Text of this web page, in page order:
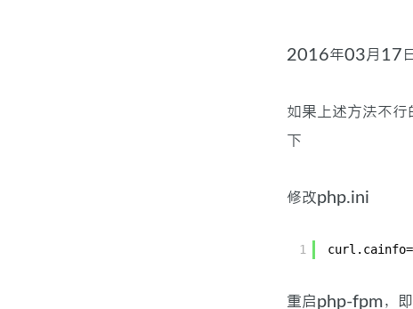
2016年03月17
如果上述方法不
下
修改php.ini
1 curl.cainfo=
重启php-fpm，即